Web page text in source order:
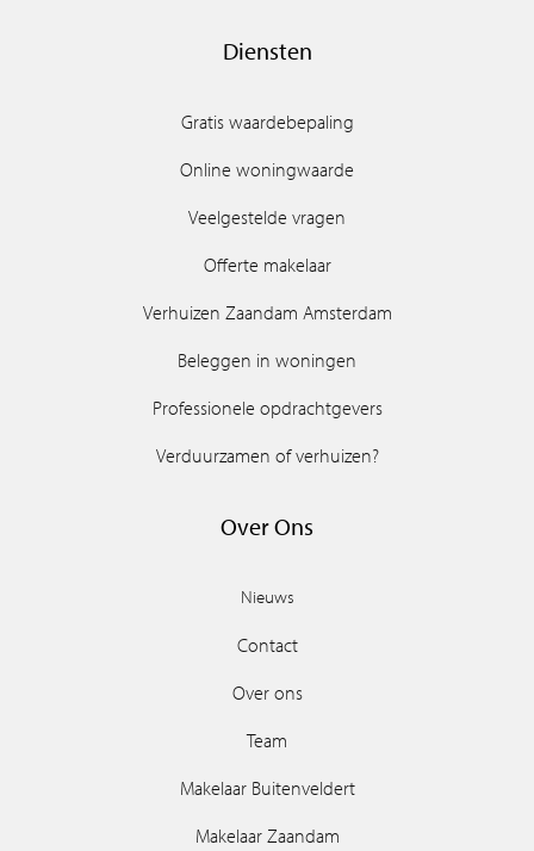
Diensten
Gratis waardebepaling
Online woningwaarde
Veelgestelde vragen
Offerte makelaar
Verhuizen Zaandam Amsterdam
Beleggen in woningen
Professionele opdrachtgevers
Verduurzamen of verhuizen?
Over Ons
Nieuws
Contact
Over ons
Team
Makelaar Buitenveldert
Makelaar Zaandam